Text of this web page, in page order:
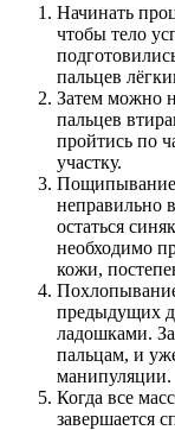
Начинать
чтобы тело
пальцев
Затем можно
пальцев
пройтись по
участку.
Пощипывание
неправильно
остаться
необходимо
кожи,
предыдущих
ладошками.
пальцам, и
манипуляции.
Когда все
завершается